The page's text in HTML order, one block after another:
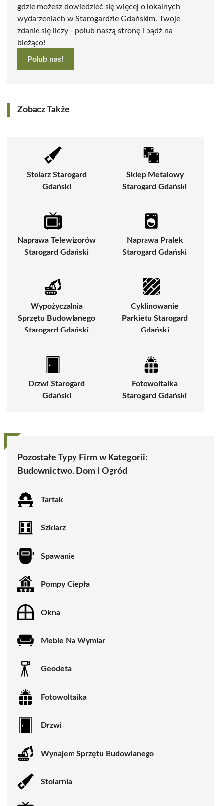
gdzie możesz dowiedzieć się więcej o lokalnych
wydarzeniach w Starogardzie Gdańskim. Twoje
zdanie się liczy - polub naszą stronę i bądź na
bieżąco!
Polub nas!
Zobacz Także
Stolarz Starogard
Gdański
Sklep Metalowy
Starogard Gdański
Naprawa Telewizorów
Starogard Gdański
Naprawa Pralek
Starogard Gdański
Wypożyczalnia
Sprzętu Budowlanego
Starogard Gdański
Cyklinowanie
Parkietu Starogard
Gdański
Drzwi Starogard
Gdański
Fotowoltaika
Starogard Gdański
Pozostałe Typy Firm w Kategorii:
Budownictwo, Dom i Ogród
Tartak
Szklarz
Spawanie
Pompy Ciepła
Okna
Meble Na Wymiar
Geodeta
Fotowoltaika
Drzwi
Wynajem Sprzętu Budowlanego
Stolarnia